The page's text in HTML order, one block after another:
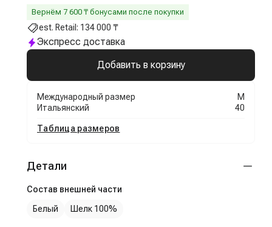
Вернём 7 600 ₸ бонусами после покупки
est. Retail: 134 000 ₸
Экспресс доставка
Добавить в корзину
Международный размер
M
Итальянский
40
Таблица размеров
Детали
Состав внешней части
Белый
Шелк 100%